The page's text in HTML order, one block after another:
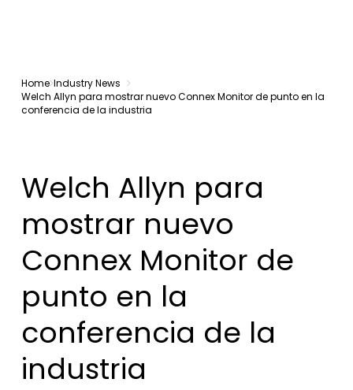
Home Industry News
Welch Allyn para mostrar nuevo Connex Monitor de punto en la
conferencia de la industria
Welch Allyn para
mostrar nuevo
Connex Monitor de
punto en la
conferencia de la
industria